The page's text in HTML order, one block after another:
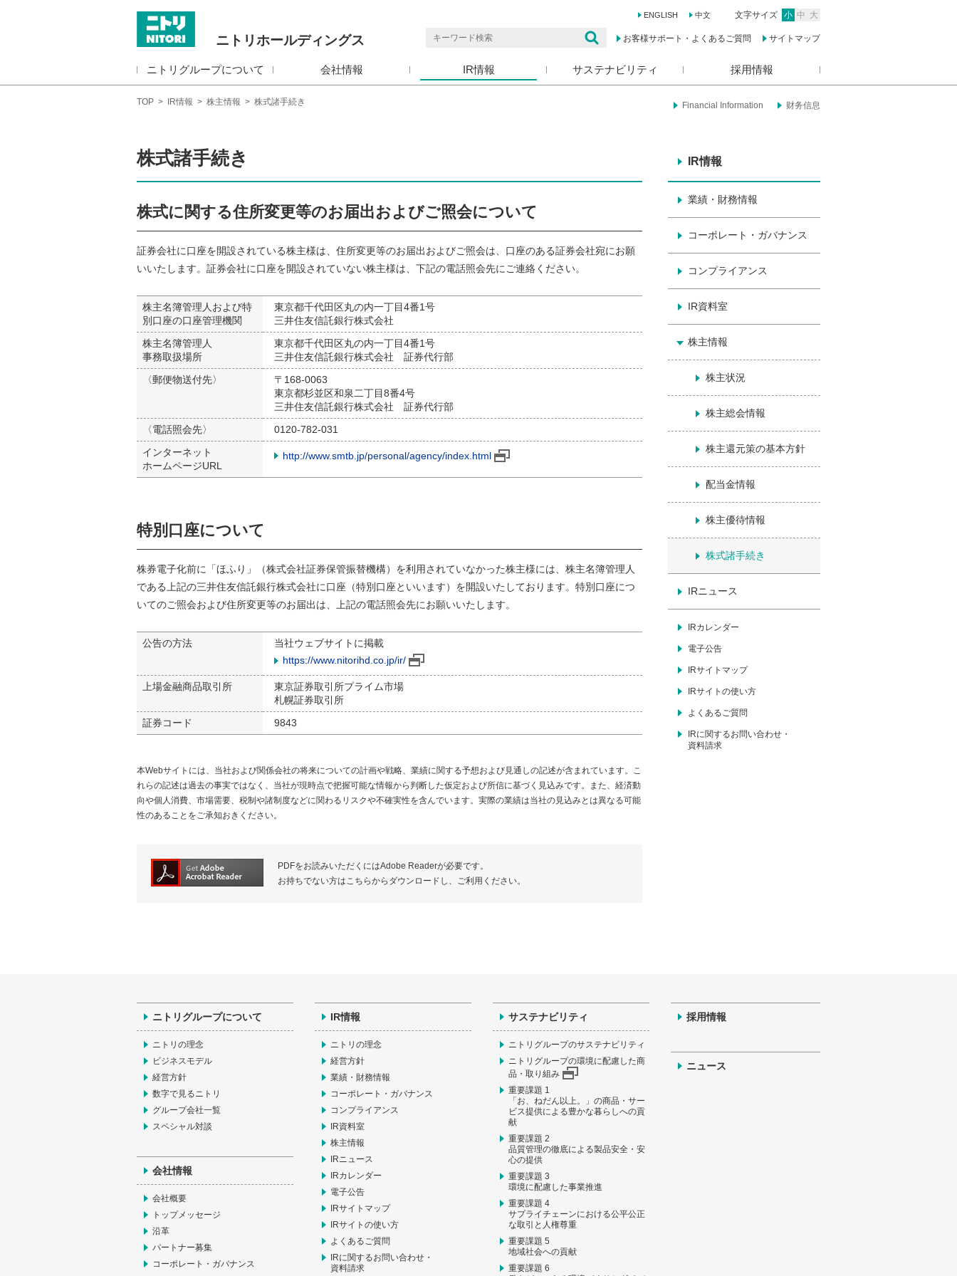
ニトリホールディングス
ニトリグループについて 会社情報 IR情報 サステナビリティ 採用情報
文字サイズ 小 中 大
お客様サポート・よくあるご質問 サイトマップ
ENGLISH 中文
Financial Information 财务信息
TOP > IR情報 > 株主情報 > 株式諸手続き
株式諸手続き
株式に関する住所変更等のお届出およびご照会について
証券会社に口座を開設されている株主様は、住所変更等のお届出およびご照会は、口座のある証券会社宛にお願
いいたします。証券会社に口座を開設されていない株主様は、下記の電話照会先にご連絡ください。
株主名簿管理人および特
別口座の口座管理機関
東京都千代田区丸の内一丁目4番1号
三井住友信託銀行株式会社
株主名簿管理人
事務取扱場所
東京都千代田区丸の内一丁目4番1号
三井住友信託銀行株式会社 証券代行部
〈郵便物送付先〉
〒168-0063
東京都杉並区和泉二丁目8番4号
三井住友信託銀行株式会社 証券代行部
〈電話照会先〉
0120-782-031
インターネット
ホームページURL
http://www.smtb.jp/personal/agency/index.html
特別口座について
株券電子化前に「ほふり」（株式会社証券保管振替機構）を利用されていなかった株主様には、株主名簿管理人
である上記の三井住友信託銀行株式会社に口座（特別口座といいます）を開設いたしております。特別口座につ
いてのご照会および住所変更等のお届出は、上記の電話照会先にお願いいたします。
公告の方法
当社ウェブサイトに掲載
https://www.nitorihd.co.jp/ir/
上場金融商品取引所
東京証券取引所プライム市場
札幌証券取引所
証券コード
9843
本Webサイトには、当社および関係会社の将来についての計画や戦略、業績に関する予想および見通しの記述が含まれています。こ
れらの記述は過去の事実ではなく、当社が現時点で把握可能な情報から判断した仮定および所信に基づく見込みです。また、経済動
向や個人消費、市場需要、税制や諸制度などに関わるリスクや不確実性を含んでいます。実際の業績は当社の見込みとは異なる可能
性のあることをご承知おきください。
PDFをお読みいただくにはAdobe Readerが必要です。
お持ちでない方はこちらからダウンロードし、ご利用ください。
IR情報
業績・財務情報
コーポレート・ガバナンス
コンプライアンス
IR資料室
株主情報
株主状況
株主総会情報
株主還元策の基本方針
配当金情報
株主優待情報
株式諸手続き
IRニュース
IRカレンダー
電子公告
IRサイトマップ
IRサイトの使い方
よくあるご質問
IRに関するお問い合わせ・
資料請求
ニトリグループについて
ニトリの理念
ビジネスモデル
経営方針
数字で見るニトリ
グループ会社一覧
スペシャル対談
会社情報
会社概要
トップメッセージ
沿革
パートナー募集
コーポレート・ガバナンス
IR情報
ニトリの理念
経営方針
業績・財務情報
コーポレート・ガバナンス
コンプライアンス
IR資料室
株主情報
IRニュース
IRカレンダー
電子公告
IRサイトマップ
IRサイトの使い方
よくあるご質問
IRに関するお問い合わせ・
資料請求
サステナビリティ
ニトリグループのサステナビリティ
ニトリグループの環境に配慮した商
品・取り組み
重要課題 1
「お、ねだん以上。」の商品・サー
ビス提供による豊かな暮らしへの貢
献
重要課題 2
品質管理の徹底による製品安全・安
心の提供
重要課題 3
環境に配慮した事業推進
重要課題 4
サプライチェーンにおける公平公正
な取引と人権尊重
重要課題 5
地域社会への貢献
重要課題 6
採用情報
ニュース